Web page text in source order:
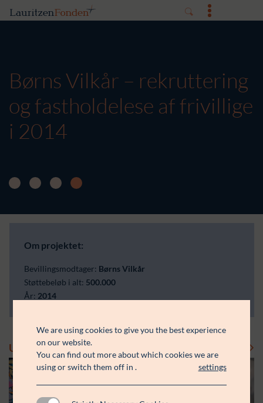
Børns Vilkår – rekruttering
og fastholdelese af frivillige
i 2014
Om projektet:
Bevillingsmodtager: Børns Vilkår
Støttebeløb i alt: 500.000
År: 2014
Uddelinger
We are using cookies to give you the best experience
on our website.
You can find out more about which cookies we are
using or switch them off in
settings
.